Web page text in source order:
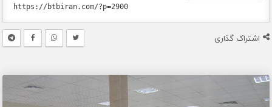
اشتراک گذاری